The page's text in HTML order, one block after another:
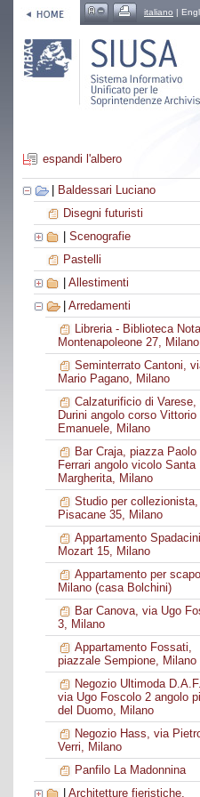
italiano |
espandi l'albero
Baldessari Luciano
Disegni futuristi
Scenografie
Pastelli
Allestimenti
Arredamenti
Libreria - Biblioteca
Montenapoleone 27, Milano
Seminterrato Cantoni,
Mario Pagano, Milano
Calzaturificio di Varese,
Durini angolo corso Vittorio
Emanuele, Milano
Bar Craja, piazza Paolo
Ferrari angolo vicolo Santa
Margherita, Milano
Studio per
Pisacane 35, Milano
Appartamento
Mozart 15, Milano
Appartamento per
Milano (casa Bolchini)
Bar Canova, via Ugo
3, Milano
Appartamento Fossati,
piazzale Sempione, Milano
Negozio Ultimoda
via Ugo Foscolo 2 angolo
del Duomo, Milano
Negozio Hass, via
Verri, Milano
Panfilo La Madonnina
Architetture fieristiche,